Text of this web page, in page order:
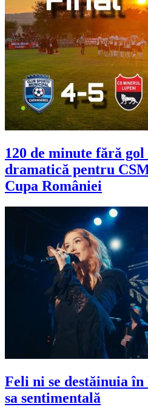
120 de minute fără
dramatică pentru
Cupa României
Feli ni se destăinuia
sa sentimentală